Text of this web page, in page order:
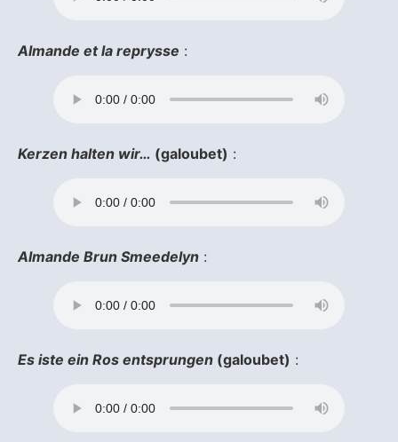
Almande et la reprysse :
Kerzen halten wir… (galoubet) :
Almande Brun Smeedelyn :
Es iste ein Ros entsprungen (galoubet) :